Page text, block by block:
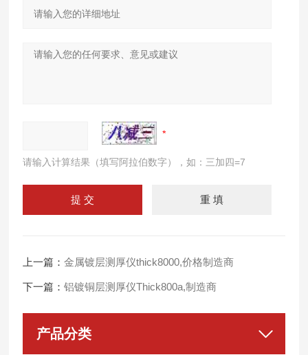
请输入计算结果（填写阿拉伯数字），如：三加四=7
上一篇：金属镀层测厚仪thick8000,价格制造商
下一篇：铝镀铜层测厚仪Thick800a,制造商
产品分类